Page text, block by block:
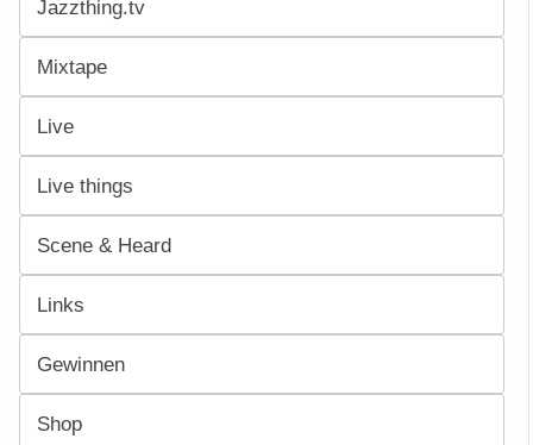
Jazzthing.tv
Mixtape
Live
Live things
Scene & Heard
Links
Gewinnen
Shop